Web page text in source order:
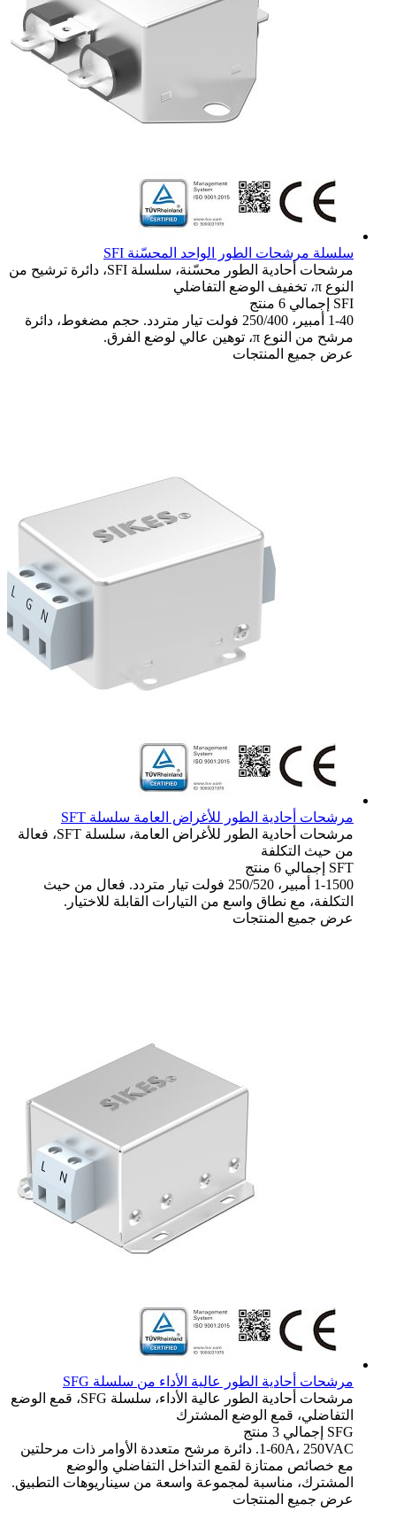
سلسلة مرشحات الطور الواحد المحسّنة SFI
مرشحات أحادية الطور محسّنة، سلسلة SFI، دائرة ترشيح من
النوع π، تخفيف الوضع التفاضلي
SFI إجمالي 6 منتج
1-40 أمبير، 250/400 فولت تيار متردد. حجم مضغوط، دائرة
مرشح من النوع π، توهين عالي لوضع الفرق.
عرض جميع المنتجات
مرشحات أحادية الطور للأغراض العامة سلسلة SFT
مرشحات أحادية الطور للأغراض العامة، سلسلة SFT، فعالة
من حيث التكلفة
SFT إجمالي 6 منتج
1-1500 أمبير، 250/520 فولت تيار متردد. فعال من حيث
التكلفة، مع نطاق واسع من التيارات القابلة للاختيار.
عرض جميع المنتجات
مرشحات أحادية الطور عالية الأداء من سلسلة SFG
مرشحات أحادية الطور عالية الأداء، سلسلة SFG، قمع الوضع
التفاضلي، قمع الوضع المشترك
SFG إجمالي 3 منتج
1-60A، 250VAC. دائرة مرشح متعددة الأوامر ذات مرحلتين
مع خصائص ممتازة لقمع التداخل التفاضلي والوضع
المشترك، مناسبة لمجموعة واسعة من سيناريوهات التطبيق.
عرض جميع المنتجات